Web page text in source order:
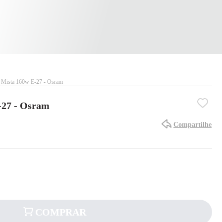
Mista 160w E-27 - Osram
- Osram
Compartilhe
COMPRAR